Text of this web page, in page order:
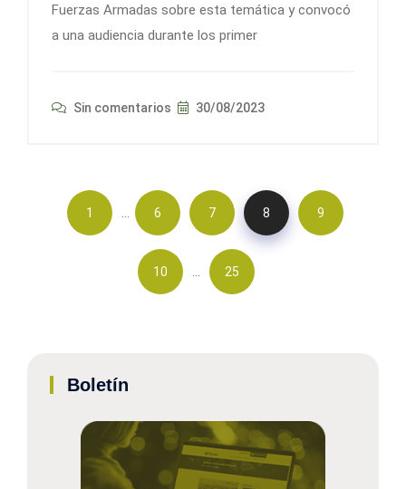
Fuerzas Armadas sobre esta temática y convocó
a una audiencia durante los primer
Sin comentarios 30/08/2023
1 … 6 7 8 9
10 … 25
Boletín